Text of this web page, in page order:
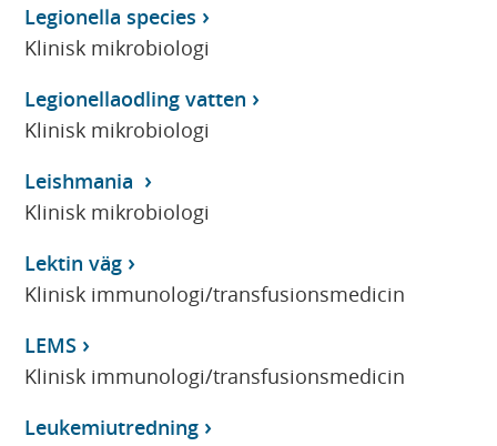
Legionella species
Klinisk mikrobiologi
Legionellaodling vatten
Klinisk mikrobiologi
Leishmania
Klinisk mikrobiologi
Lektin väg
Klinisk immunologi/transfusionsmedicin
LEMS
Klinisk immunologi/transfusionsmedicin
Leukemiutredning